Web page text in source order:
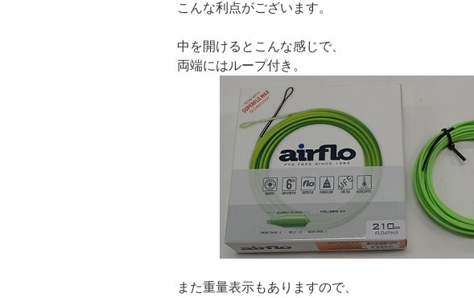
こんな利点がございます。
中を開けるとこんな感じで、
両端にはループ付き。
また重量表示もありますので、